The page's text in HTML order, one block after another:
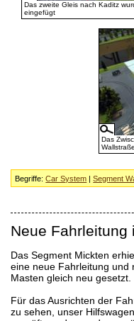
Das zweite Gleis nach Kaditz
eingefügt
Das
Begriffe:Car System |Segment
Neue Fahrleitung
Das Segment Mickten
eine neue Fahrleitung und
Masten gleich neu gesetzt.
Für das Ausrichten der
zu sehen, unser